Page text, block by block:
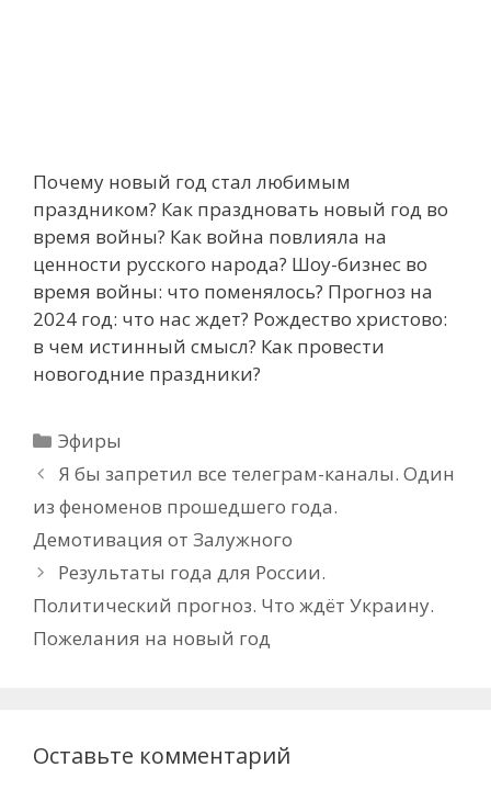
Почему новый год стал любимым
праздником? Как праздновать новый год во
время войны? Как война повлияла на
ценности русского народа? Шоу-бизнес во
время войны: что поменялось? Прогноз на
2024 год: что нас ждет? Рождество христово:
в чем истинный смысл? Как провести
новогодние праздники?
Рубрики
Эфиры
Я бы запретил все телеграм-каналы. Один
из феноменов прошедшего года.
Демотивация от Залужного
Результаты года для России.
Политический прогноз. Что ждёт Украину.
Пожелания на новый год
Оставьте комментарий